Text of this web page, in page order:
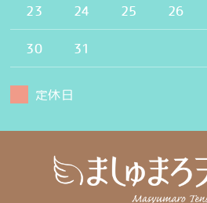
23 24 25 26
30 31
定休日